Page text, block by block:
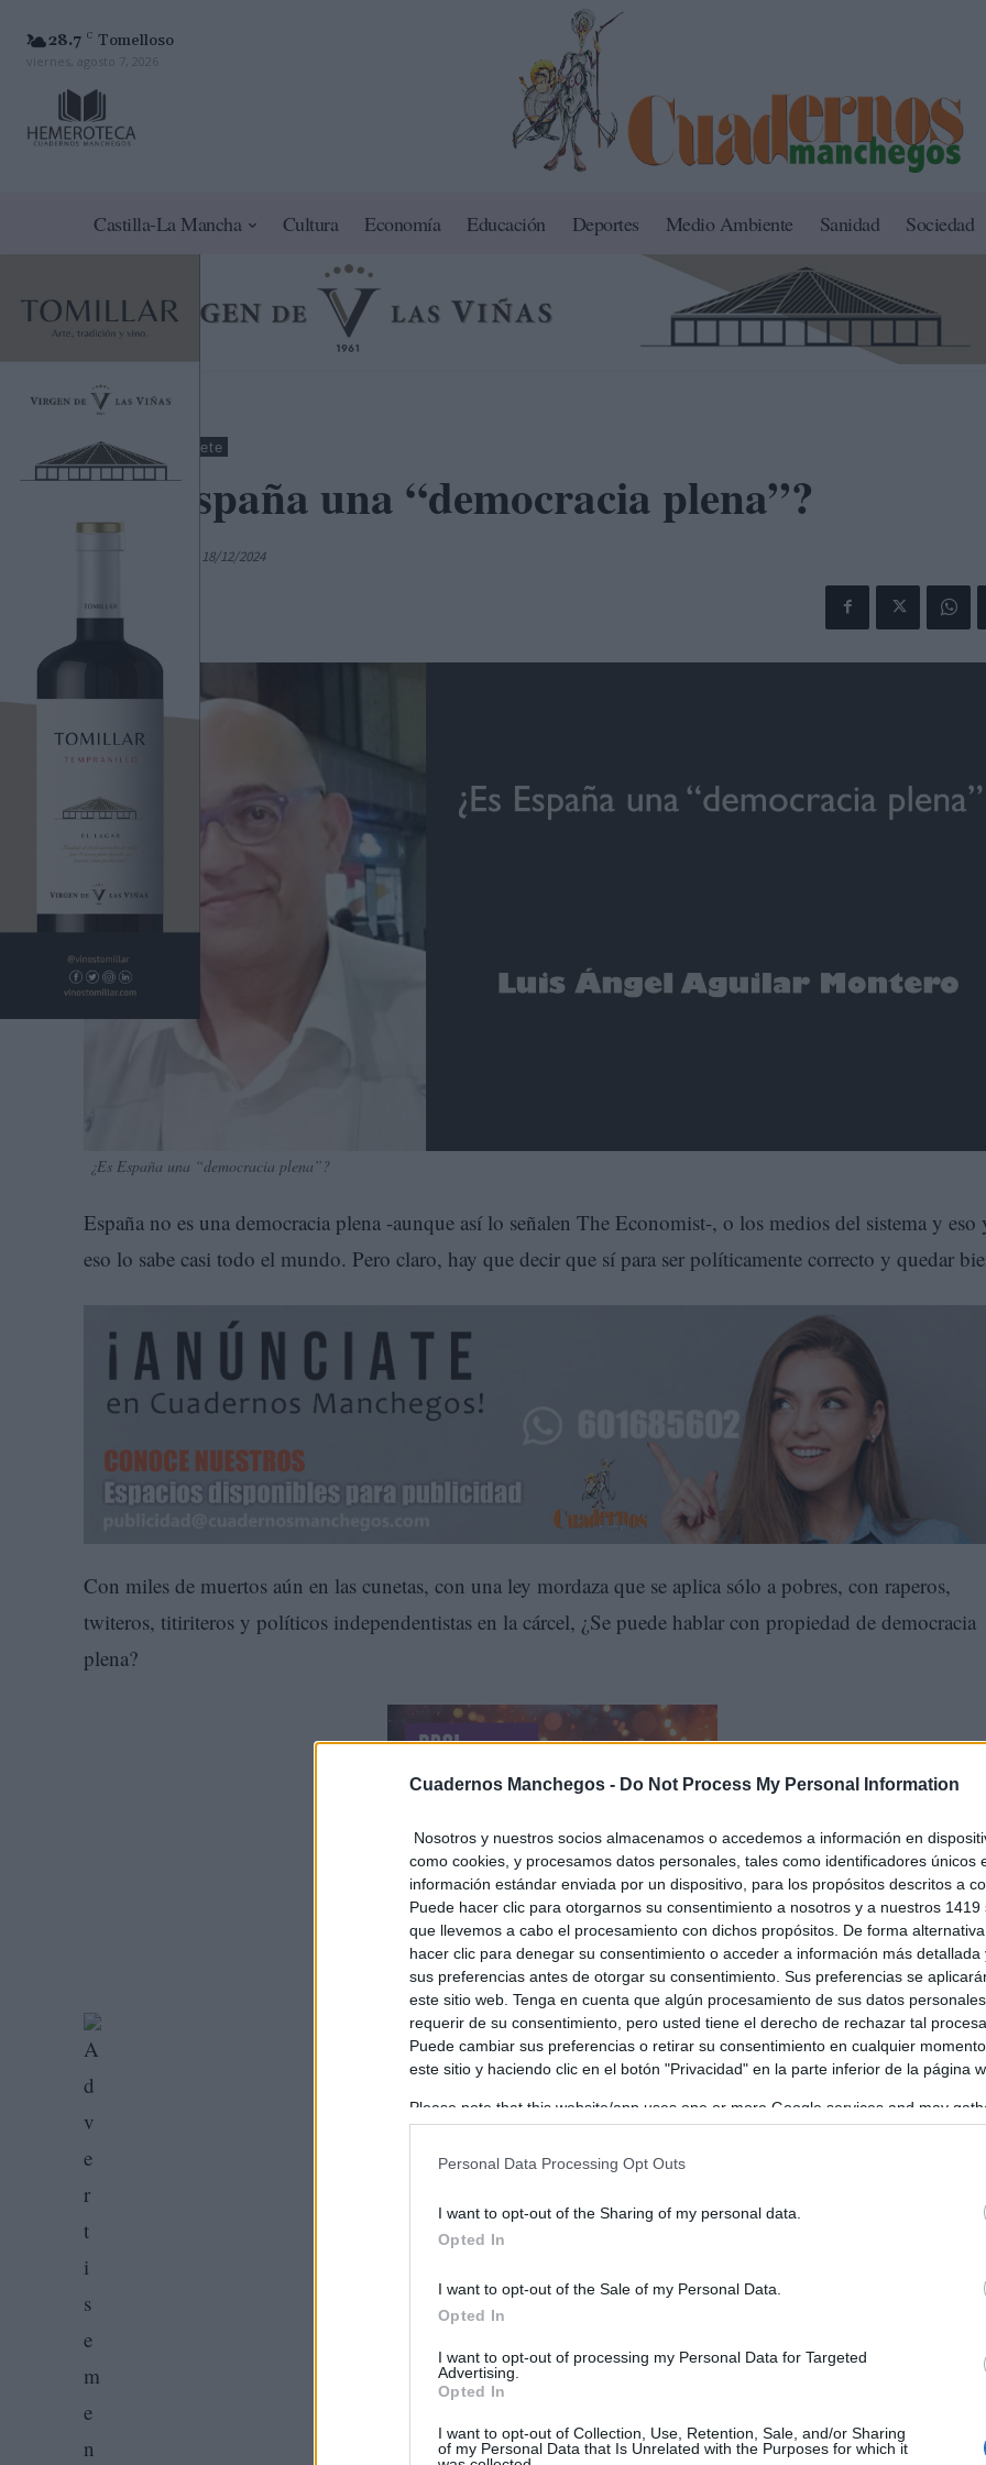
Cuadernos Manchegos - Do Not Process My Personal Information
Nosotros y nuestros socios almacenamos o accedemos a información en
como cookies, y procesamos datos personales, tales como identificadores únicos
información estándar enviada por un dispositivo, para los propósitos descritos a
Puede hacer clic para otorgarnos su consentimiento a nosotros y a nuestros 1419
que llevemos a cabo el procesamiento con dichos propósitos. De forma
hacer clic para denegar su consentimiento o acceder a información más detallada
sus preferencias antes de otorgar su consentimiento. Sus preferencias se
este sitio web. Tenga en cuenta que algún procesamiento de sus datos
requerir de su consentimiento, pero usted tiene el derecho de rechazar tal
Puede cambiar sus preferencias o retirar su consentimiento en cualquier
este sitio y haciendo clic en el botón "Privacidad" en la parte inferior de la página
Please note that this website/app uses one or more Google services and may
information including but not limited to your visit or usage behaviour. You may
in below Google consent section.
Personal Data Processing Opt Outs
I want to opt-out of the Sharing of my personal data.
Opted In
I want to opt-out of the Sale of my Personal Data.
Opted In
I want to opt-out of processing my Personal Data for Targeted
Advertising.
Opted In
I want to opt-out of Collection, Use, Retention, Sale, and/or Sharing
of my Personal Data that Is Unrelated with the Purposes for which it
28.7 C Tomelloso
viernes, agosto 7, 2026
Castilla-La Mancha Cultura Economía Educación Deportes Medio Ambiente Sanidad Sociedad
Opinión Albacete
¿Es España una “democracia plena”?
18/12/2024
¿Es España una “democracia plena”?
España no es una democracia plena -aunque así lo señalen The Economist-, o los medios del sistema y eso
eso lo sabe casi todo el mundo. Pero claro, hay que decir que sí para ser políticamente correcto y quedar
Con miles de muertos aún en las cunetas, con una ley mordaza que se aplica sólo a pobres, con raperos,
twiteros, titiriteros y políticos independentistas en la cárcel, ¿Se puede hablar con propiedad de democracia
plena?